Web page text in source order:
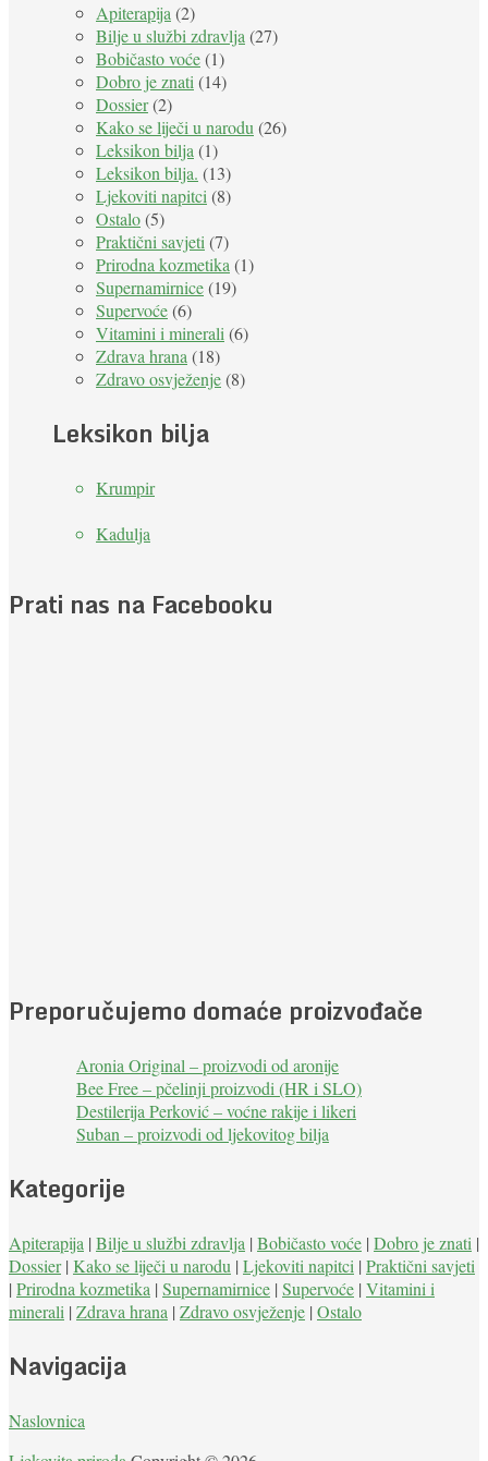
Apiterapija (2)
Bilje u službi zdravlja (27)
Bobičasto voće(1)
Dobro je znati (14)
Dossier(2)
Kako se liječi u narodu (26)
Leksikon bilja (1)
Leksikon bilja. (13)
Ljekoviti napitci (8)
Ostalo(5)
Praktični savjeti (7)
Prirodna kozmetika (1)
Supernamirnice(19)
Supervoće(6)
Vitamini i minerali (6)
Zdrava hrana (18)
Zdravo osvježenje(8)
Leksikon bilja
Krumpir
Kadulja
Prati nas na Facebooku
Preporučujemo domaće proizvođače
Aronia Original – proizvodi od aronije
Bee Free – pčelinji proizvodi (HR i SLO)
Destilerija Perković – voćne rakije i likeri
Suban – proizvodi od ljekovitog bilja
Kategorije
Apiterapija | Bilje u službi zdravlja | Bobičasto voće | Dobro je znati |
Dossier| Kako se liječi u narodu | Ljekoviti napitci | Praktični savjeti
| Prirodna kozmetika | Supernamirnice | Supervoće | Vitamini i
minerali | Zdrava hrana | Zdravo osvježenje | Ostalo
Navigacija
Naslovnica